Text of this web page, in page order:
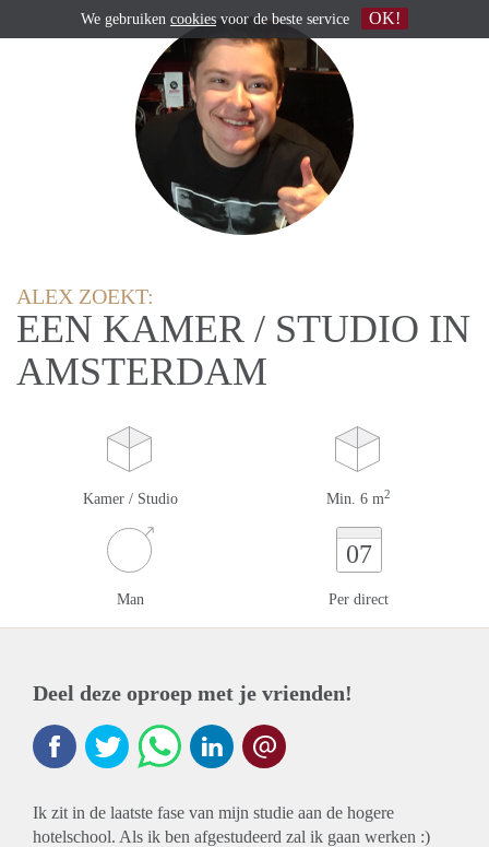
ALEX ZOEKT:
EEN KAMER / STUDIO IN
AMSTERDAM
Kamer / Studio Min. 6 m2
Man
07
Per direct
Deel deze oproep met je vrienden!
Ik zit in de laatste fase van mijn studie aan de hogere
hotelschool. Als ik ben afgestudeerd zal ik gaan werken :)
We gebruiken cookies voor de beste service OK!